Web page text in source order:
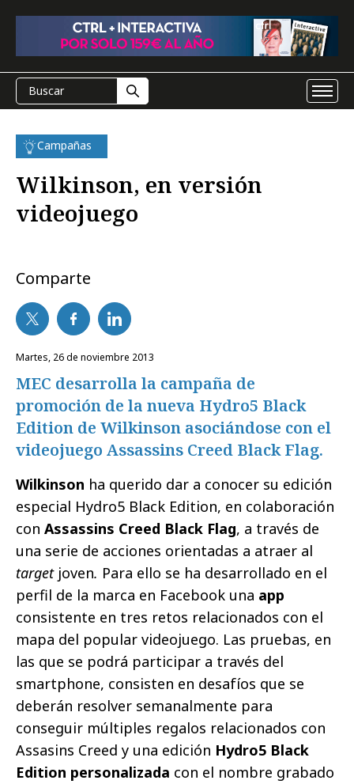
Campañas
Wilkinson, en versión
videojuego
Comparte
martes, 26 de noviembre 2013
MEC desarrolla la campaña de
promoción de la nueva Hydro5 Black
Edition de Wilkinson asociándose con el
videojuego Assassins Creed Black Flag.
Wilkinson ha querido dar a conocer su edición
especial Hydro5 Black Edition, en colaboración
con Assassins Creed Black Flag, a través de
una serie de acciones orientadas a atraer al
target joven. Para ello se ha desarrollado en el
perfil de la marca en Facebook una app
consistente en tres retos relacionados con el
mapa del popular videojuego. Las pruebas, en
las que se podrá participar a través del
smartphone, consisten en desafíos que se
deberán resolver semanalmente para
conseguir múltiples regalos relacionados con
Assasins Creed y una edición Hydro5 Black
Edition personalizada con el nombre grabado